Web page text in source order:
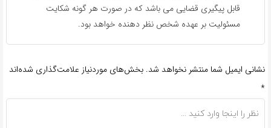
قابل پیگیری قضایی می باشد که در صورت هر گونه شکایت
مسئولیت بر عهده شخص نظر دهنده خواهد بود.
نشانی ایمیل شما منتشر نخواهد شد. بخش‌های موردنیاز علامت‌گذاری شده‌اند
*